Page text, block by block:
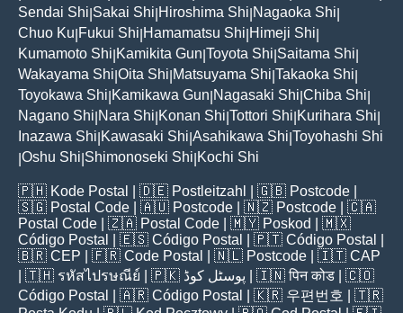
Sendai Shi Sakai Shi Hiroshima Shi Nagaoka Shi
Chuo Ku Fukui Shi Hamamatsu Shi Himeji Shi
Kumamoto Shi Kamikita Gun Toyota Shi Saitama Shi
Wakayama Shi Oita Shi Matsuyama Shi Takaoka Shi
Toyokawa Shi Kamikawa Gun Nagasaki Shi Chiba Shi
Nagano Shi Nara Shi Konan Shi Tottori Shi Kurihara Shi
Inazawa Shi Kawasaki Shi Asahikawa Shi Toyohashi Shi
Oshu Shi Shimonoseki Shi Kochi Shi
🇵🇭 Kode Postal | 🇩🇪 Postleitzahl | 🇬🇧 Postcode
🇸🇬 Postal Code | 🇦🇺 Postcode | 🇳🇿 Postcode | 🇨🇦
Postal Code | 🇿🇦 Postal Code | 🇲🇾 Poskod
| 🇲🇽
Código Postal
| 🇪🇸 Código Postal | 🇵🇹 Código Postal
🇧🇷 CEP | 🇫🇷 Code Postal | 🇳🇱 Postcode | 🇮🇹 CAP
| 🇹🇭 รหัสไปรษณีย์ | 🇵🇰 پوسٹل کوڈ | 🇮🇳पिन कोड | 🇨🇴
Código Postal
| 🇦🇷 Código Postal | 🇰🇷 우편번호
| 🇹🇷